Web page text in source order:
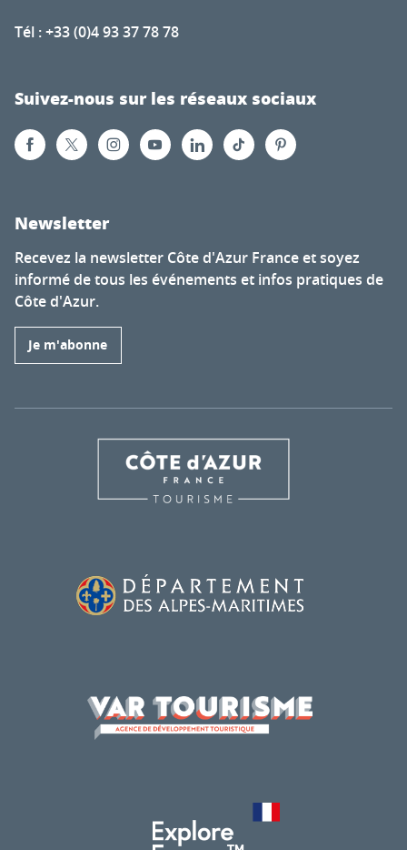
Tél : +33 (0)4 93 37 78 78
Suivez-nous sur les réseaux sociaux
Newsletter
Recevez la newsletter Côte d'Azur France et soyez
informé de tous les événements et infos pratiques de
Côte d'Azur.
Je m'abonne